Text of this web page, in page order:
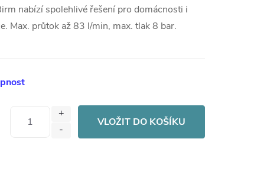
nabízí spolehlivé řešení pro domácnosti i
Max. průtok až 83 l/min, max. tlak 8 bar.
VLOŽIT DO KOŠÍKU